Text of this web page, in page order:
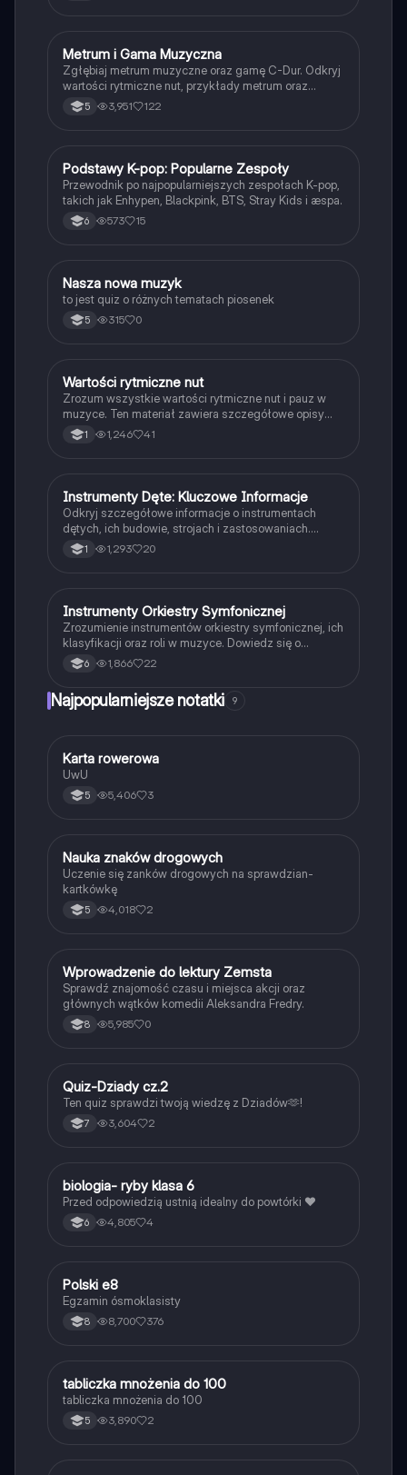
Muzyka
Metrum i Gama Muzyczna
Zgłębiaj metrum muzyczne oraz gamę C-Dur. Odkryj
wartości rytmiczne nut, przykłady metrum oraz
kluczowe terminy muzyczne. Idealne dla uczniów
muzyki i pasjonatów dźwięków.
5 3,951 122
Muzyka
Podstawy K-pop: Popularne Zespoły
Przewodnik po najpopularniejszych zespołach K-pop,
takich jak Enhypen, Blackpink, BTS, Stray Kids i æspa.
6 573 15
NMuzyka
Nasza nowa muzyk
to jest quiz o różnych tematach piosenek
5 315 0
Muzyka
Wartości rytmiczne nut
Zrozum wszystkie wartości rytmiczne nut i pauz w
muzyce. Ten materiał zawiera szczegółowe opisy
symboli oraz nazw nut, w tym nuty całe, półnuty,
ćwierćnuty, ósemki i szesnastki. Idealne dla uczniów
1 1,246 41
Muzyka
Instrumenty Dęte: Kluczowe Informacje
Odkryj szczegółowe informacje o instrumentach
dętych, ich budowie, strojach i zastosowaniach.
Dowiedz się o saksofonach, klarnetach, fagotach i
innych instrumentach w kontekście muzyki
1 1,293 20
Muzyka
Instrumenty Orkiestry Symfonicznej
Zrozumienie instrumentów orkiestry symfonicznej, ich
klasyfikacji oraz roli w muzyce. Dowiedz się o
altówkach, puzonach, perkusji i innych instrumentach,
a także o dyrygencie i partyturze. Idealne dla uczniów
6 1,866 22
Najpopularniejsze notatki 9
KTechnika
Karta rowerowa
UwU
5 5,406 3
NTechnika
Nauka znaków drogowych
Uczenie się zanków drogowych na sprawdzian-
kartkówkę
5 4,018 2
WJęzyk polski
Wprowadzenie do lektury Zemsta
Sprawdź znajomość czasu i miejsca akcji oraz
głównych wątków komedii Aleksandra Fredry.
8 5,985 0
QJęzyk polski
Quiz-Dziady cz.2
Ten quiz sprawdzi twoją wiedzę z Dziadów🫶!
7 3,604 2
BBiologia
biologia- ryby klasa 6
Przed odpowiedzią ustnią idealny do powtórki ❤️
6 4,805 4
Język polski
Polski e8
Egzamin ósmoklasisty
8 8,700 376
TMatematyka
tabliczka mnożenia do 100
tabliczka mnożenia do 100
5 3,890 2